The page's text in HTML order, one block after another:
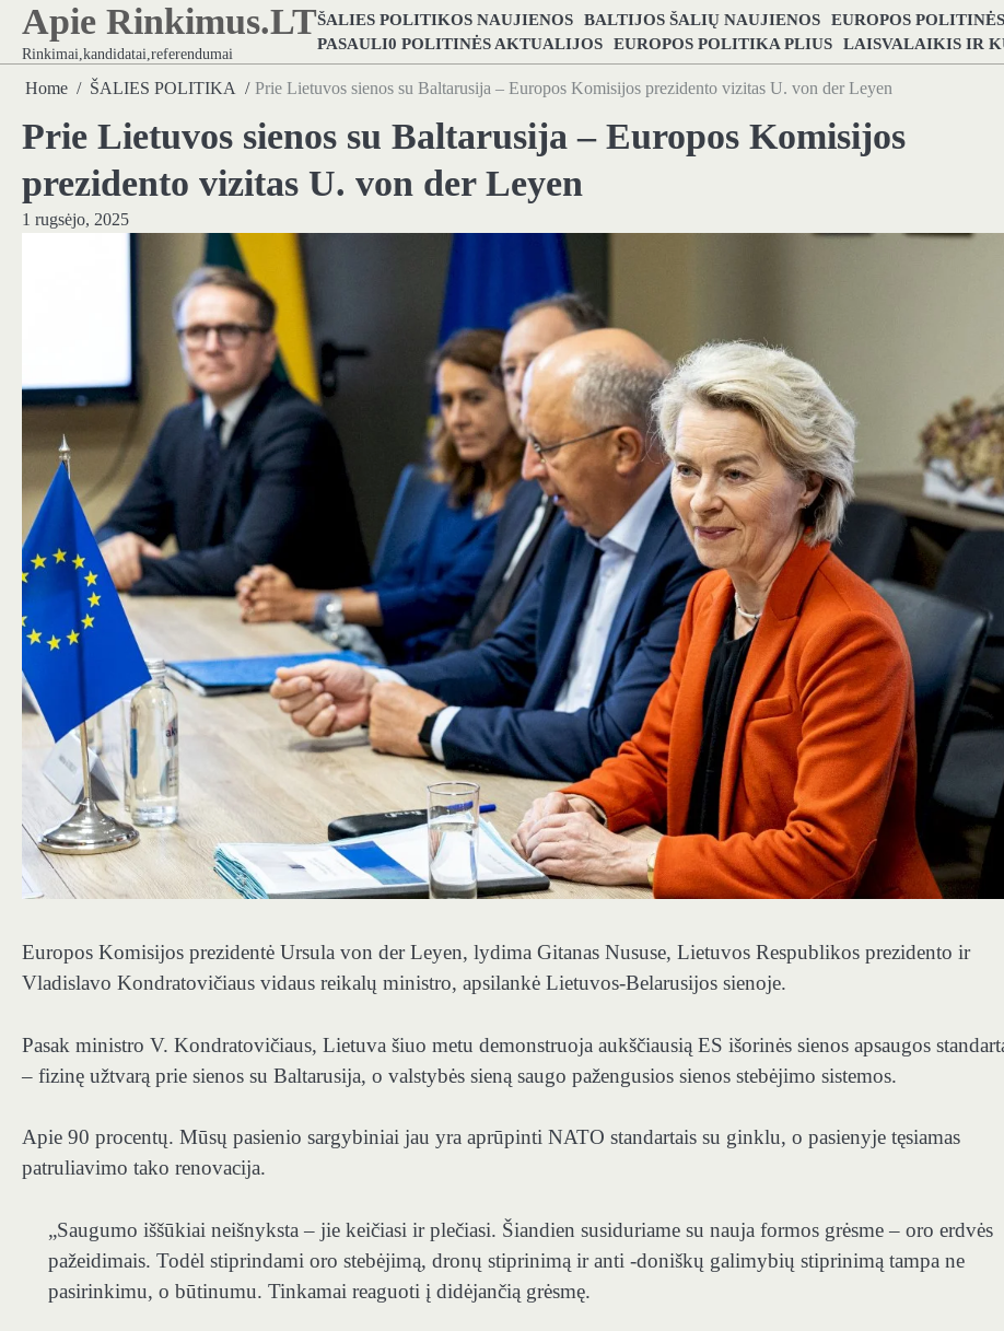
Skip
content
Apie Rinkimus.LT
Rinkimai,kandidatai,referendumai
ŠALIES POLITIKOS NAUJIENOS BALTIJOS ŠALIŲ NAUJIENOS EUROPOS
PASAULI0 POLITINĖS AKTUALIJOS EUROPOS POLITIKA PLIUS LAISVALAIKIS IR
Home ŠALIES POLITIKA Prie Lietuvos sienos su Baltarusija – Europos Komisijos prezidento vizitas U. von der Leyen
Prie Lietuvos sienos su Baltarusija – Europos Komisijos
prezidento vizitas U. von der Leyen
1 rugsėjo, 2025
Europos Komisijos prezidentė Ursula von der Leyen, lydima Gitanas Nususe, Lietuvos Respublikos prezidento ir
Vladislavo Kondratovičiaus vidaus reikalų ministro, apsilankė Lietuvos-Belarusijos sienoje.
Pasak ministro V. Kondratovičiaus, Lietuva šiuo metu demonstruoja aukščiausią ES išorinės sienos apsaugos
– fizinę užtvarą prie sienos su Baltarusija, o valstybės sieną saugo pažengusios sienos stebėjimo sistemos.
Apie 90 procentų. Mūsų pasienio sargybiniai jau yra aprūpinti NATO standartais su ginklu, o pasienyje tęsiamas
patruliavimo tako renovacija.
„Saugumo iššūkiai neišnyksta – jie keičiasi ir plečiasi. Šiandien susiduriame su nauja formos grėsme – oro erdvės
pažeidimais. Todėl stiprindami oro stebėjimą, dronų stiprinimą ir anti -doniškų galimybių stiprinimą tampa ne
pasirinkimu, o būtinumu. Tinkamai reaguoti į didėjančią grėsmę.